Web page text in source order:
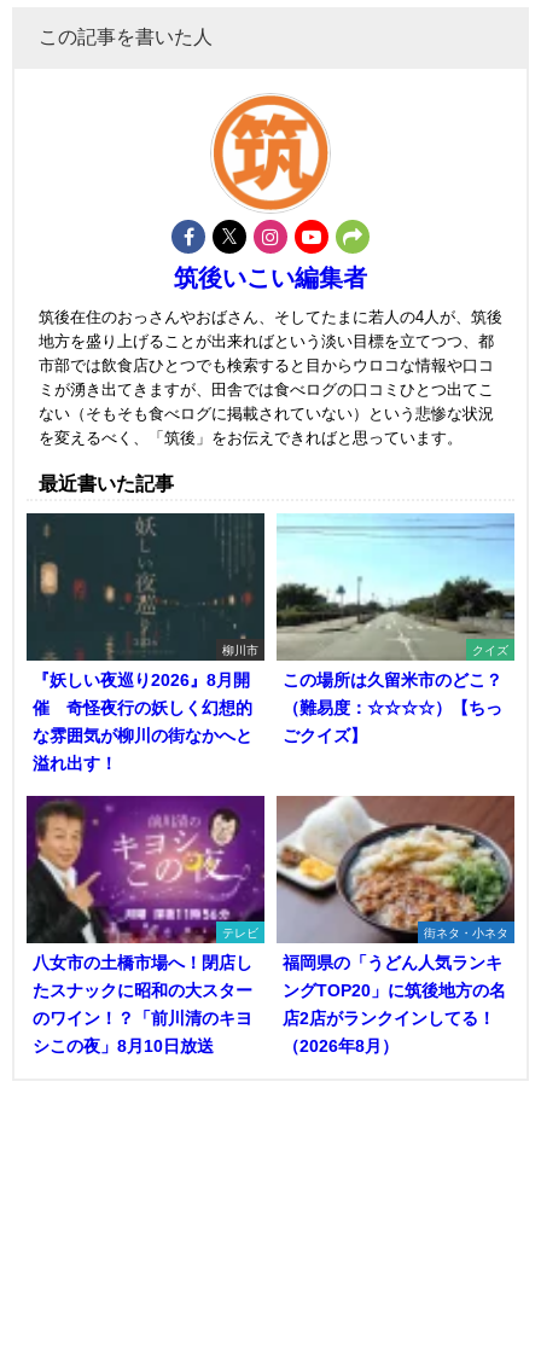
この記事を書いた人
筑後いこい編集者
筑後在住のおっさんやおばさん、そしてたまに若人の4人が、筑後
地方を盛り上げることが出来ればという淡い目標を立てつつ、都
市部では飲食店ひとつでも検索すると目からウロコな情報や口コ
ミが湧き出てきますが、田舎では食べログの口コミひとつ出てこ
ない（そもそも食べログに掲載されていない）という悲惨な状況
を変えるべく、「筑後」をお伝えできればと思っています。
最近書いた記事
柳川市
『妖しい夜巡り2026』8月開
催 奇怪夜行の妖しく幻想的
な雰囲気が柳川の街なかへと
溢れ出す！
クイズ
この場所は久留米市のどこ？
（難易度：☆☆☆☆）【ちっ
ごクイズ】
テレビ
八女市の土橋市場へ！閉店し
たスナックに昭和の大スター
のワイン！？「前川清のキヨ
シこの夜」8月10日放送
街ネタ・小ネタ
福岡県の「うどん人気ランキ
ングTOP20」に筑後地方の名
店2店がランクインしてる！
（2026年8月）